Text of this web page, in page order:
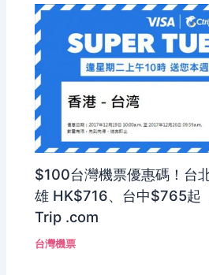
$100台灣機票優惠碼！台
雄 HK$716、台中$765起
Trip .com
台灣機票